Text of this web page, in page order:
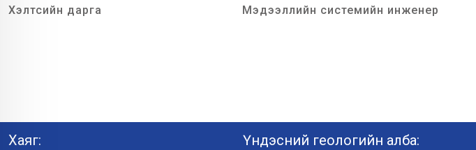
Хэлтсийн дарга Мэдээллийн системийн инженер
Хаяг: Үндэсний геологийн алба: